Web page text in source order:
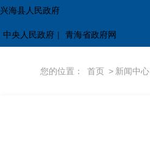
兴海县人民政府
中央人民政府 | 青海省政府网
您的位置： 首页 > 新闻中心